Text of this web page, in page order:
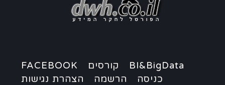
BI&BigData קורסים
FACEBOOK
כניסה
הרשמה
הצהרת נגישות